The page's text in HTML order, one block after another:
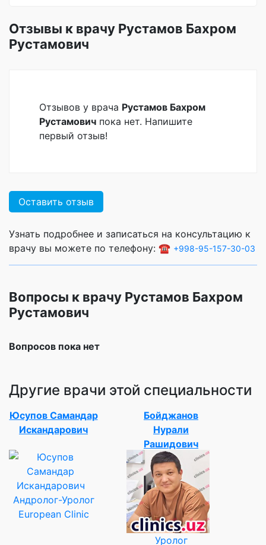
Отзывы к врачу Рустамов Бахром
Рустамович
Отзывов у врача Рустамов Бахром
Рустамович пока нет. Напишите
первый отзыв!
Оставить отзыв
Узнать подробнее и записаться на консультацию к
врачу вы можете по телефону: ☎️ +998-95-157-30-03
Вопросы к врачу Рустамов Бахром
Рустамович
Вопросов пока нет
Другие врачи этой специальности
Юсупов Самандар
Искандарович
Андролог-Уролог
European Clinic
Бойджанов
Нурали
Рашидович
Уролог